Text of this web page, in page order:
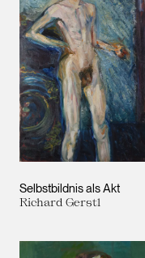
Selbstbildnis als Akt
Richard Gerstl